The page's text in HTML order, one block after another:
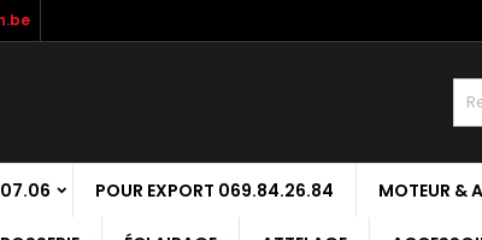
POUR EXPORT 069.84.26.84 MOTEUR &